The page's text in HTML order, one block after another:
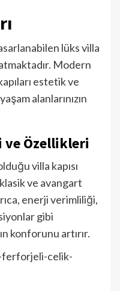
lüks villa
Modern
estetik ve
alanlarınızın
ve Özellikleri
villa kapısı
ve avangart
enerji verimliliği,
gibi
konforunu artırır.
celik-